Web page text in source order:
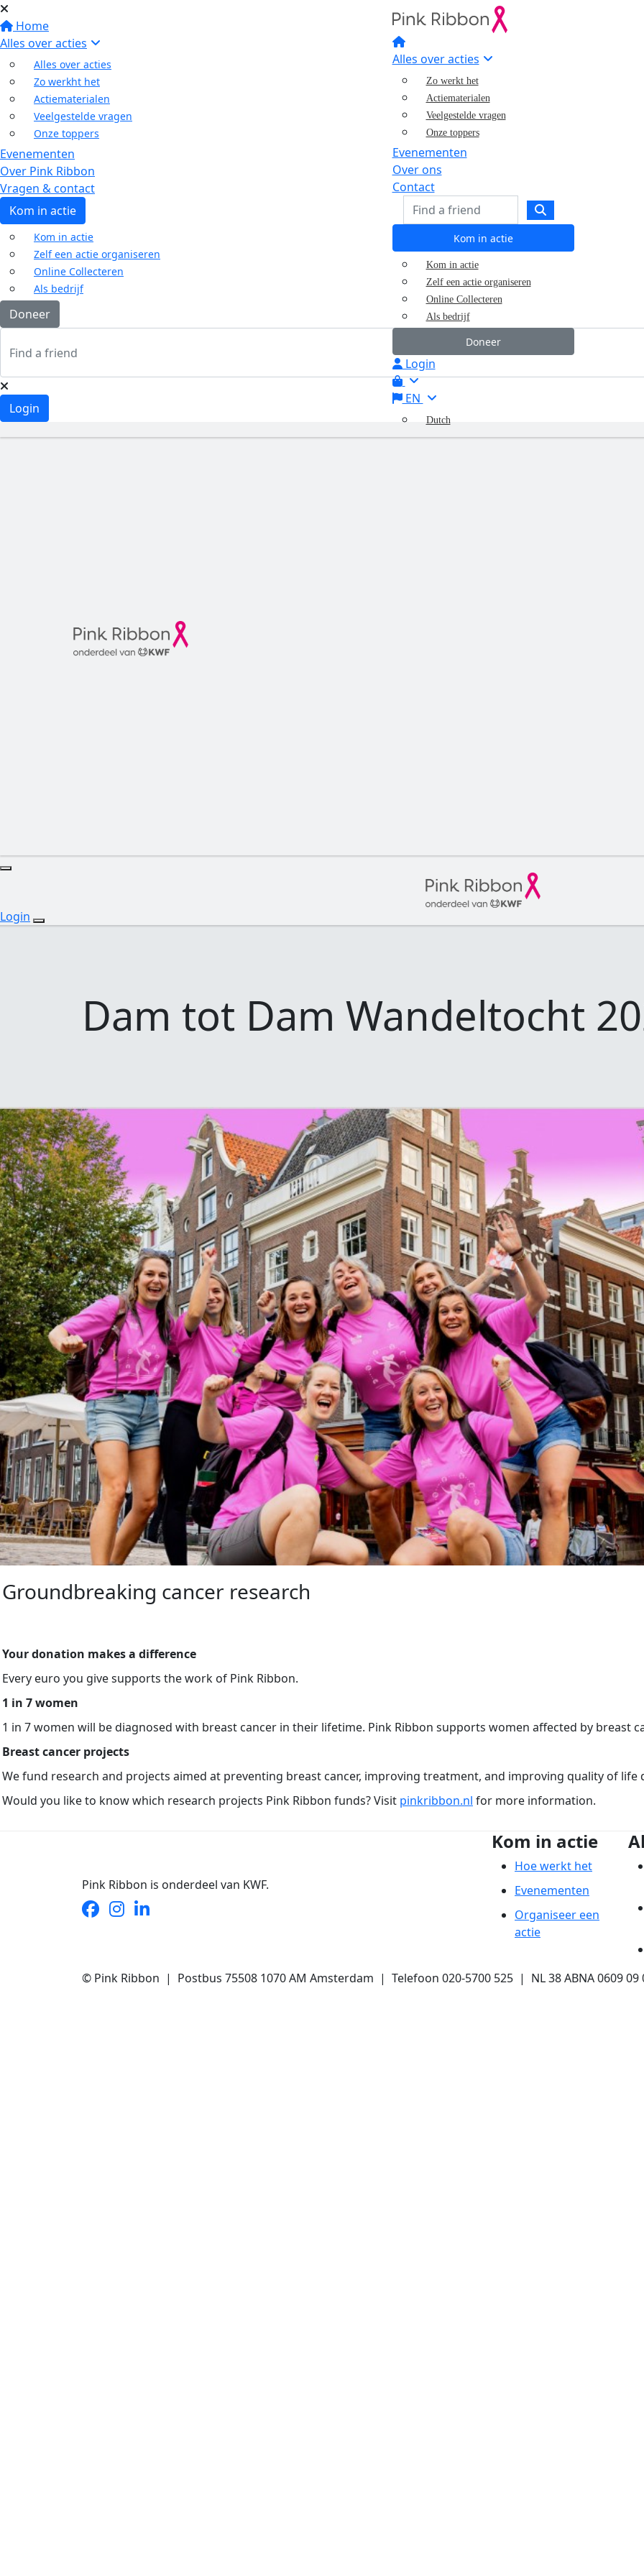
Home
Alles over acties
Alles over acties
Zo werkht het
Actiematerialen
Veelgestelde vragen
Onze toppers
Evenementen
Over Pink Ribbon
Vragen & contact
Kom in actie
Kom in actie
Zelf een actie organiseren
Online Collecteren
Als bedrijf
Doneer
Login
Alles over acties
Zo werkt het
Actiematerialen
Veelgestelde vragen
Onze toppers
Evenementen
Over ons
Contact
Kom in actie
Kom in actie
Zelf een actie organiseren
Online Collecteren
Als bedrijf
Doneer
Login
EN
Dutch
Login
Dam tot Dam Wandeltocht
Groundbreaking cancer research
Your donation makes a difference
Every euro you give supports the work of Pink Ribbon.
1 in 7 women
1 in 7 women will be diagnosed with breast cancer in their lifetime. Pink Ribbon supports women affected by breast
Breast cancer projects
We fund research and projects aimed at preventing breast cancer, improving treatment, and improving quality of life
Would you like to know which research projects Pink Ribbon funds? Visit pinkribbon.nl for more information.
Pink Ribbon is onderdeel van KWF.
Kom in actie
Hoe werkt het
Evenementen
Organiseer een
actie
© Pink Ribbon | Postbus 75508 1070 AM Amsterdam | Telefoon 020-5700 525 | NL 38 ABNA 0609 09